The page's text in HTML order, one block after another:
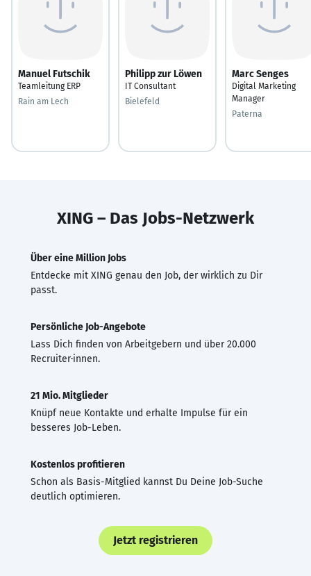
Manuel Futschik
Teamleitung ERP
Rain am Lech
Philipp zur Löwen
IT Consultant
Bielefeld
Marc Senges
Digital Marketing
Manager
Paterna
XING – Das Jobs-Netzwerk
Über eine Million Jobs
Entdecke mit XING genau den Job, der wirklich zu Dir
passt.
Persönliche Job-Angebote
Lass Dich finden von Arbeitgebern und über 20.000
Recruiter·innen.
21 Mio. Mitglieder
Knüpf neue Kontakte und erhalte Impulse für ein
besseres Job-Leben.
Kostenlos profitieren
Schon als Basis-Mitglied kannst Du Deine Job-Suche
deutlich optimieren.
Jetzt registrieren